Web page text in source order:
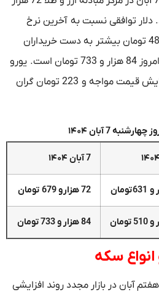
دلار توافقی نسبت به آخرین نرخ
خریدوفروش در روز گذشته 48 تومان بیشتر به دست خریداران
می‌رسد. قیمت یورو توافقی امروز 84 هزار و 733 تومان است. یورو
توافقی نیز همانند دلار با افزایش قیمت مواجه و 223 تومان گران
7 آبان ۱۴۰۴
7 آبان ۱۴۰۴
72 هزار و 679 تومان
84 هزار و 733 تومان
هفتم آبان در بازار مجدد روند افزایشی